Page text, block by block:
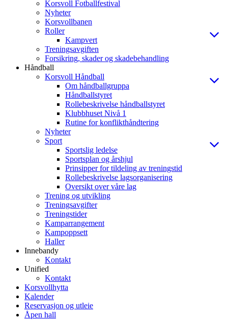
Korsvoll Fotballfestival
Nyheter
Korsvollbanen
Roller
Kampvert
Treningsavgiften
Forsikring, skader og skadebehandling
Håndball
Korsvoll Håndball
Om håndballgruppa
Håndballstyret
Rollebeskrivelse håndballstyret
Klubbhuset Nivå 1
Rutine for konflikthåndtering
Nyheter
Sport
Sportslig ledelse
Sportsplan og årshjul
Prinsipper for tildeling av treningstid
Rollebeskrivelse lagsorganisering
Oversikt over våre lag
Trening og utvikling
Treningsavgifter
Treningstider
Kamparrangement
Kampoppsett
Haller
Innebandy
Kontakt
Unified
Kontakt
Korsvollhytta
Kalender
Reservasjon og utleie
Åpen hall